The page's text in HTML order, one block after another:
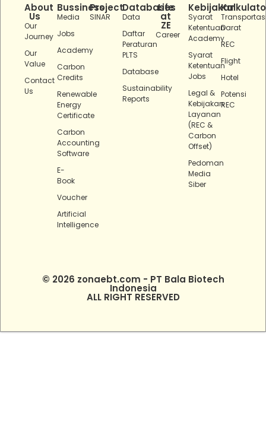
About
Us
Our
Journey
Our
Value
Contact
Us
Bussiness
Media
Jobs
Academy
Carbon
Credits
Renewable
Energy
Certificate
Carbon
Accounting
Software
E-
Book
Voucher
Artificial
Intelligence
Project
SINAR
Databases
Data
Daftar
Peraturan
PLTS
Database
Sustainability
Reports
Life
at
ZE
Career
Kebijakan
Syarat
Ketentuan
Academy
Syarat
Ketentuan
Jobs
Legal &
Kebijakan
Layanan
(REC &
Carbon
Offset)
Pedoman
Media
Siber
Darat
REC
Flight
Hotel
Potensi
REC
© 2026 zonaebt.com - PT Bala Biotech
Indonesia
ALL RIGHT RESERVED